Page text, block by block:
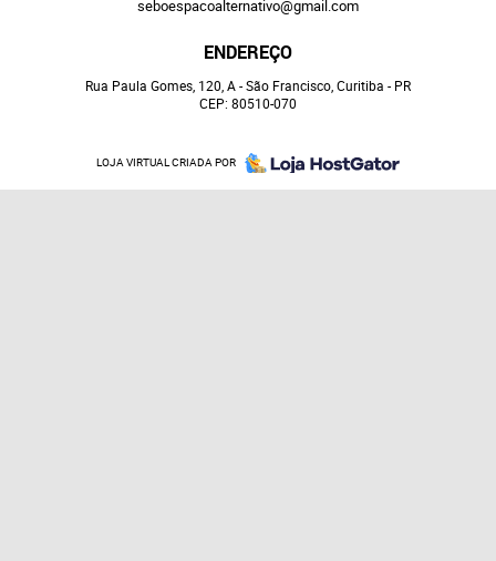
seboespacoalternativo@gmail.com
ENDEREÇO
Rua Paula Gomes, 120, A-São Francisco, Curitiba - PR
CEP: 80510-070
LOJA VIRTUAL CRIADA POR